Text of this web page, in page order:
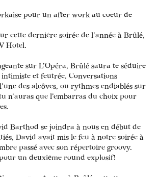
pour un after work au coeur de
cette dernière soirée de l'année à Brûlé,
Hotel.
sur L'Opéra, Brûlé saura te séduire
et feutrée. Conversations
des alcôves, ou rythmes endiablés sur
n'auras que l'embarras du choix pour
Barthod se joindra à nous en début de
David avait mis le feu à notre soirée à
passé avec son répertoire groovy.
un deuxième round explosif!